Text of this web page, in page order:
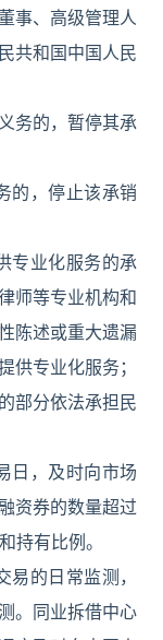
事、高级管理人
共和国中国人民
务的，暂停其承
的，停止该承销
专业化服务的承
师等专业机构和
陈述或重大遗漏
供专业化服务；
部分依法承担民
日，及时向市场
资券的数量超过
持有比例。
的日常监测，
。同业拆借中心